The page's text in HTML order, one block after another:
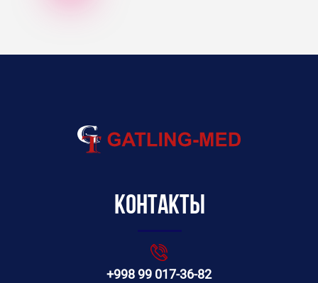
Контакты
+998 99 017-36-82